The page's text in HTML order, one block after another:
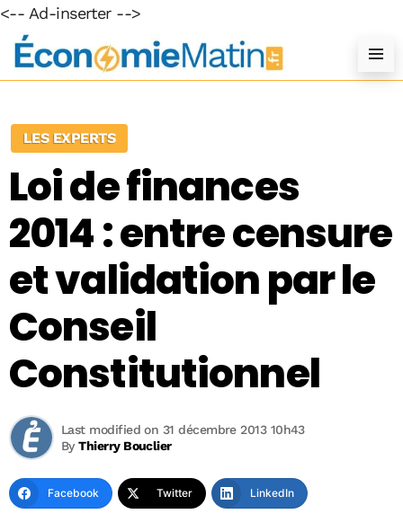
<-- Ad-inserter -->
LES EXPERTS
Loi de finances
2014 : entre censure
et validation par le
Conseil
Constitutionnel
ByThierry Bouclier
Last modified on 31 décembre 2013 10h43
Facebook Twitter LinkedIn